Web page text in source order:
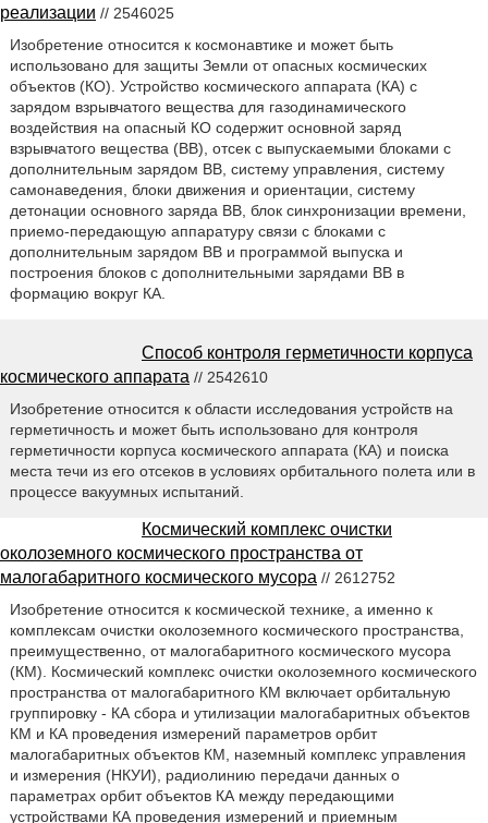
реализации // 2546025
Изобретение относится к космонавтике и может быть
использовано для защиты Земли от опасных космических
объектов (КО). Устройство космического аппарата (КА) с
зарядом взрывчатого вещества для газодинамического
воздействия на опасный КО содержит основной заряд
взрывчатого вещества (ВВ), отсек с выпускаемыми блоками с
дополнительным зарядом ВВ, систему управления, систему
самонаведения, блоки движения и ориентации, систему
детонации основного заряда ВВ, блок синхронизации времени,
приемо-передающую аппаратуру связи с блоками с
дополнительным зарядом ВВ и программой выпуска и
построения блоков с дополнительными зарядами ВВ в
формацию вокруг КА.
Способ контроля герметичности корпуса
космического аппарата // 2542610
Изобретение относится к области исследования устройств на
герметичность и может быть использовано для контроля
герметичности корпуса космического аппарата (КА) и поиска
места течи из его отсеков в условиях орбитального полета или в
процессе вакуумных испытаний.
Космический комплекс очистки
околоземного космического пространства от
малогабаритного космического мусора // 2612752
Изобретение относится к космической технике, а именно к
комплексам очистки околоземного космического пространства,
преимущественно, от малогабаритного космического мусора
(КМ). Космический комплекс очистки околоземного космического
пространства от малогабаритного КМ включает орбитальную
группировку - КА сбора и утилизации малогабаритных объектов
КМ и КА проведения измерений параметров орбит
малогабаритных объектов КМ, наземный комплекс управления
и измерения (НКУИ), радиолинию передачи данных о
параметрах орбит объектов КА между передающими
устройствами КА проведения измерений и приемным